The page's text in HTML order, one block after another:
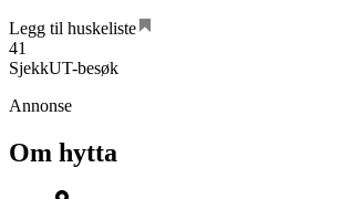
Legg til huskeliste
41
SjekkUT-besøk
Annonse
Om hytta